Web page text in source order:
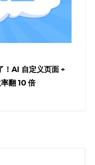
！AI 自定义页面 +
翻 10 倍